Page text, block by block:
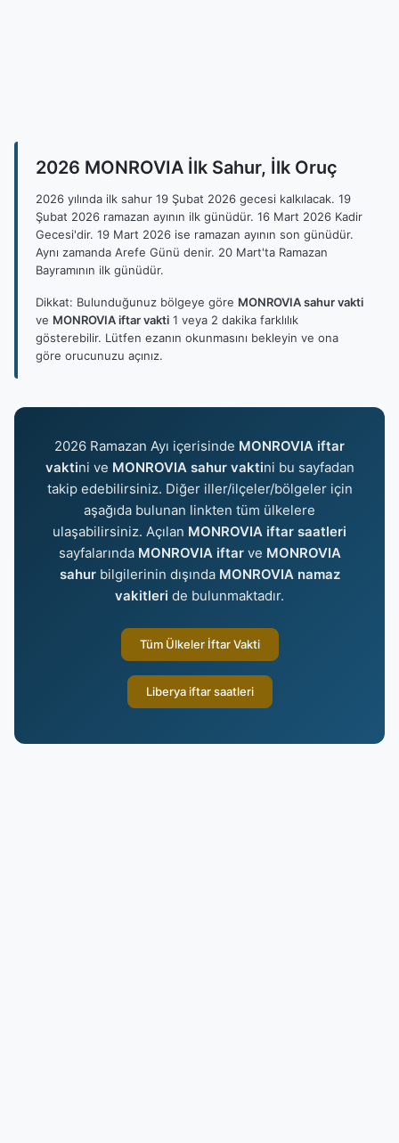
2026 MONROVIA İlk Sahur, İlk Oruç
2026 yılında ilk sahur 19 Şubat 2026 gecesi kalkılacak. 19
Şubat 2026 ramazan ayının ilk günüdür. 16 Mart 2026 Kadir
Gecesi'dir. 19 Mart 2026 ise ramazan ayının son günüdür.
Aynı zamanda Arefe Günü denir. 20 Mart'ta Ramazan
Bayramının ilk günüdür.
Dikkat: Bulunduğunuz bölgeye göre MONROVIA sahur vakti
ve MONROVIA iftar vakti 1 veya 2 dakika farklılık
gösterebilir. Lütfen ezanın okunmasını bekleyin ve ona
göre orucunuzu açınız.
2026 Ramazan Ayı içerisinde MONROVIA iftar
vaktini ve MONROVIA sahur vaktini bu sayfadan
takip edebilirsiniz. Diğer iller/ilçeler/bölgeler için
aşağıda bulunan linkten tüm ülkelere
ulaşabilirsiniz. Açılan MONROVIA iftar saatleri
sayfalarında MONROVIA iftarve MONROVIA
sahurbilgilerinin dışında MONROVIA namaz
vakitleri de bulunmaktadır.
Tüm Ülkeler İftar Vakti
Liberya iftar saatleri